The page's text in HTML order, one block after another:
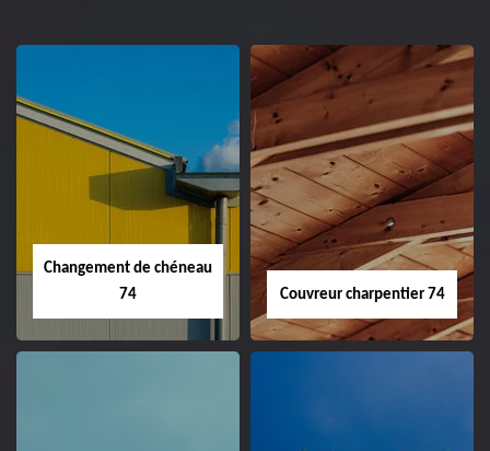
Changement de chéneau
74
Couvreur charpentier 74